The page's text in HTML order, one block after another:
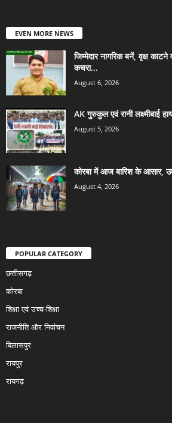
EVEN MORE NEWS
जिम्मेदार नागरिक बनें, वृक्ष
कचरा...
August 6, 2026
AK गुरुकुल एवं रानी लक्ष्मीबाई
August 5, 2026
कोरबा में आज बारिश के आसार,
August 4, 2026
POPULAR CATEGORY
छत्तीसगढ़
कोरबा
शिक्षा एवं उच्च-शिक्षा
राजनीति और निर्वाचन
बिलासपुर
रायपुर
रायगढ़